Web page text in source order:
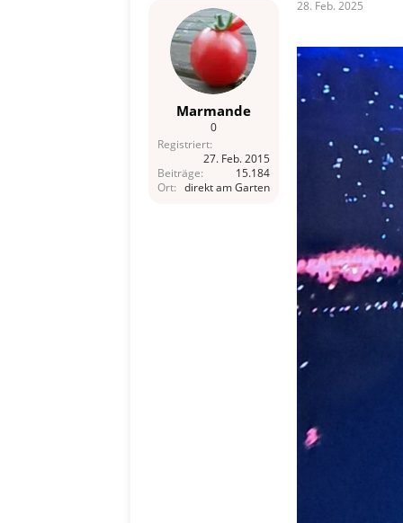
l
t
a
m
Marmande
0
Registriert
27. Feb. 2015
Beiträge
15.184
Ort
direkt am Garten
28. Feb. 2025